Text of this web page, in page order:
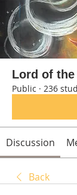
Lord of
Public · 236
Discussion
Back